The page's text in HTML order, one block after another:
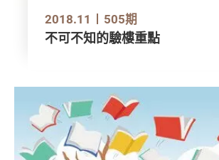
2018.11 505期
不可不知的驗樓重點